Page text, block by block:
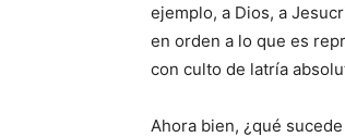
ejemplo, a Dios, a
en orden a lo que es
con culto de latría
Ahora bien, ¿qué